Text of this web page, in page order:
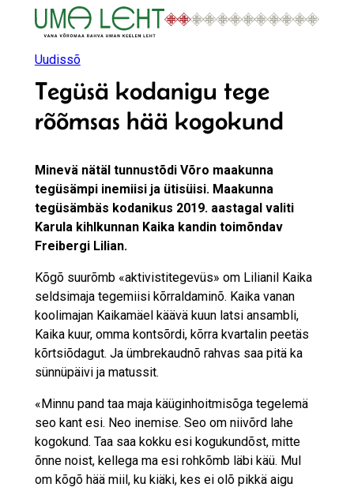
juurdeUudissõ
Tegüsä kodanigu tege
rõõmsas hää kogokund
Minevä nätäl tunnustõdi Võro maakunna
tegüsämpi inemiisi ja ütisüisi. Maakunna
tegüsämbäs kodanikus 2019. aastagal valiti
Karula kihlkunnan Kaika kandin toimõndav
Freibergi Lilian.
Kõgõ suurõmb «aktivistitegevüs» om Lilianil Kaika
seldsimaja tegemiisi kõrraldaminõ. Kaika vanan
koolimajan Kaikamäel käävä kuun latsi ansambli,
Kaika kuur, omma kontsõrdi, kõrra kvartalin peetäs
kõrtsiõdagut. Ja ümbrekaudnõ rahvas saa pitä ka
sünnüpäivi ja matussit.
«Minnu pand taa maja käüginhoitmisõga tegelemä
seo kant esi. Neo inemise. Seo om niivõrd lahe
kogokund. Taa saa kokku esi kogukundõst, mitte
õnne noist, kellega ma esi rohkõmb läbi käü. Mul
om kõgõ hää miil, ku kiäki, kes ei olõ pikkä aigu